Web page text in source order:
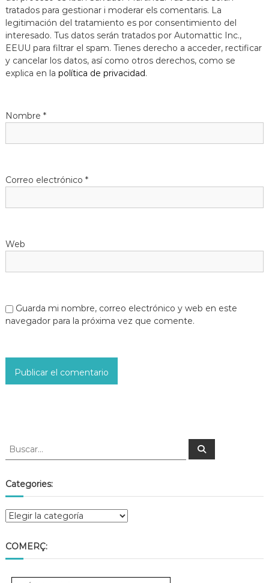
tratados para gestionar i moderar els comentaris. La
legitimación del tratamiento es por consentimiento del
interesado. Tus datos serán tratados por Automattic Inc.,
EEUU para filtrar el spam. Tienes derecho a acceder, rectificar
y cancelar los datos, así como otros derechos, como se
explica en la política de privacidad.
Nombre *
Correo electrónico *
Web
Guarda mi nombre, correo electrónico y web en este
navegador para la próxima vez que comente.
Categories:
COMERÇ: